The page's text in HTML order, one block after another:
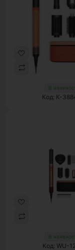
В
Код: K-
В
Код: WU-